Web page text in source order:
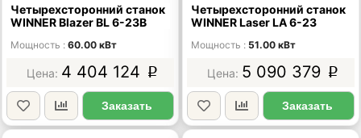
Четырехсторонний станок
WINNER Blazer BL 6-23B
Мощность 60.00 кВт
4 404 124 p
Заказать
Четырехсторонний станок
WINNER Laser LA 6-23
Мощность 51.00 кВт
5 090 379 p
Заказать